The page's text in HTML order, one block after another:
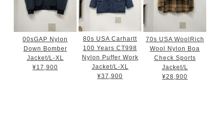
00sGAP Nylon
Down Bomber
Jacket/L-XL
¥17,900
80s USA Carhartt
100 Years CT998
Nylon Puffer Work
Jacket/L-XL
¥37,900
70s USA WoolRich
Wool Nylon Boa
Check Sports
Jacket/L
¥28,900